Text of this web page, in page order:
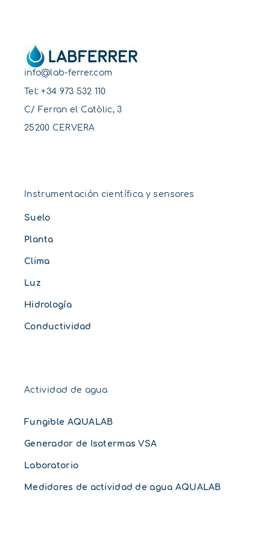
info@lab-ferrer.com
Tel:+34 973 532 110
C/ Ferran el Catòlic, 3
25200 CERVERA
Instrumentación científica y sensores
Suelo
Planta
Clima
Luz
Hidrología
Conductividad
Actividad de agua
Fungible AQUALAB
Generador de Isotermas VSA
Laboratorio
Medidores de actividad de agua AQUALAB